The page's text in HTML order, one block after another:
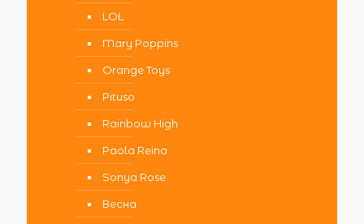
LOL
Mary Poppins
Orange Toys
Pituso
Rainbow High
Paola Reina
Sonya Rose
Весна